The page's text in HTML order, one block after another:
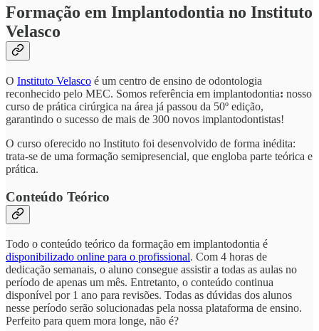
Formação em Implantodontia no Instituto
Velasco
O Instituto Velasco é um centro de ensino de odontologia
reconhecido pelo MEC. Somos referência em implantodontia: nosso
curso de prática cirúrgica na área já passou da 50º edição,
garantindo o sucesso de mais de 300 novos implantodontistas!
O curso oferecido no Instituto foi desenvolvido de forma inédita:
trata-se de uma formação semipresencial, que engloba parte teórica e
prática.
Conteúdo Teórico
Todo o conteúdo teórico da formação em implantodontia é
disponibilizado online para o profissional. Com 4 horas de
dedicação semanais, o aluno consegue assistir a todas as aulas no
período de apenas um mês. Entretanto, o conteúdo continua
disponível por 1 ano para revisões. Todas as dúvidas dos alunos
nesse período serão solucionadas pela nossa plataforma de ensino.
Perfeito para quem mora longe, não é?